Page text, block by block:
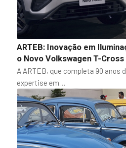
ARTEB: Inovação em
o Novo Volkswagen T-Cross
A ARTEB, que completa 90 anos
expertise em…